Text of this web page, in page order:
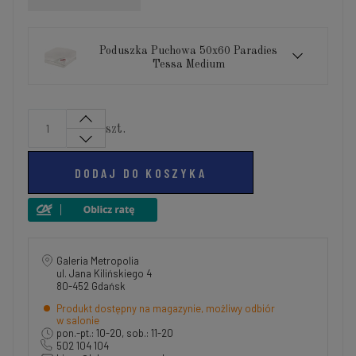
Poduszka Puchowa 50x60 Paradies
Tessa Medium
szt.
DODAJ DO KOSZYKA
Galeria Metropolia
ul. Jana Kilińskiego 4
80-452 Gdańsk
Produkt dostępny na magazynie, możliwy odbiór
w salonie
pon.-pt.: 10-20, sob.: 11-20
502 104 104